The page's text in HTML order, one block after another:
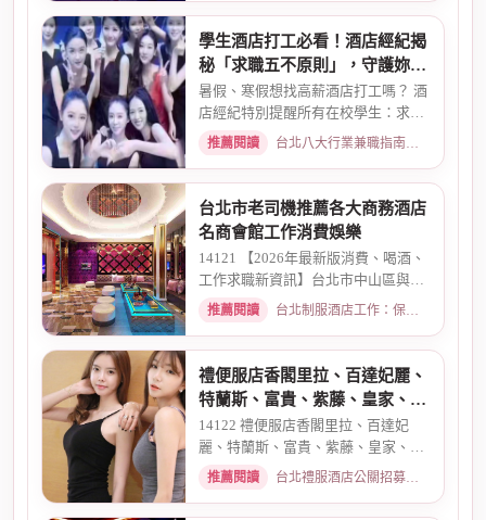
學生酒店打工必看！酒店經紀揭
秘「求職五不原則」，守護妳的
求職安全
暑假、寒假想找高薪酒店打工嗎？ 酒
店經紀特別提醒所有在校學生：求職
時請務必堅守「五不原則」...
推薦閱讀 台北八大行業兼職指南：熱門職缺與求職須知 · 2026-03-09
台北市老司機推薦各大商務酒店
名商會館工作消費娛樂
14121 【2026年最新版消費、喝酒、
工作求職新資訊】台北市中山區與東
區酒店老司機推薦舒壓會館、...
推薦閱讀 台北制服酒店工作：保障現領薪資與職缺總覽 · 2026-04-01
禮便服店香閣里拉、百達妃麗、
特蘭斯、富貴、紫藤、皇家、金
典酒店消費
14122 禮便服店香閣里拉、百達妃
麗、特蘭斯、富貴、紫藤、皇家、金
典、消費喝酒 、金拿督、101會...
推薦閱讀 台北禮服酒店公關招募：兼職工作內容與薪資規範 · 2026-06-04